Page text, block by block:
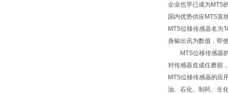
企业也早已成为MTS
国内优势供应MTS直
MTS位移传感器名为
身输出讯为数值，即
MTS位移传感器的
对传感器造成任磨损
MTS位移传感器的应
油、石化、制药、生